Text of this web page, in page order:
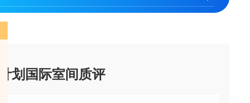
划国际室间质评